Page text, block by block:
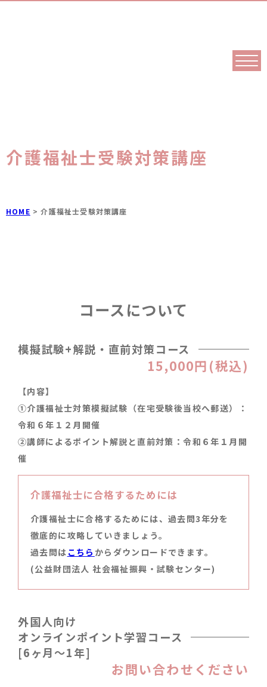
介護福祉士受験対策講座
HOME >介護福祉士受験対策講座
コースについて
模擬試験+解説・直前対策コース
15,000円(税込)
【内容】
①介護福祉士対策模擬試験（在宅受験後当校へ郵送）：
令和６年１２月開催
②講師によるポイント解説と直前対策：令和６年１月開
催
介護福祉士に合格するためには
介護福祉士に合格するためには、過去問3年分を
徹底的に攻略していきましょう。
過去問は こちら からダウンロードできます。
(公益財団法人 社会福祉振興・試験センター)
外国人向け
オンラインポイント学習コース
[6ヶ月〜1年]
お問い合わせください